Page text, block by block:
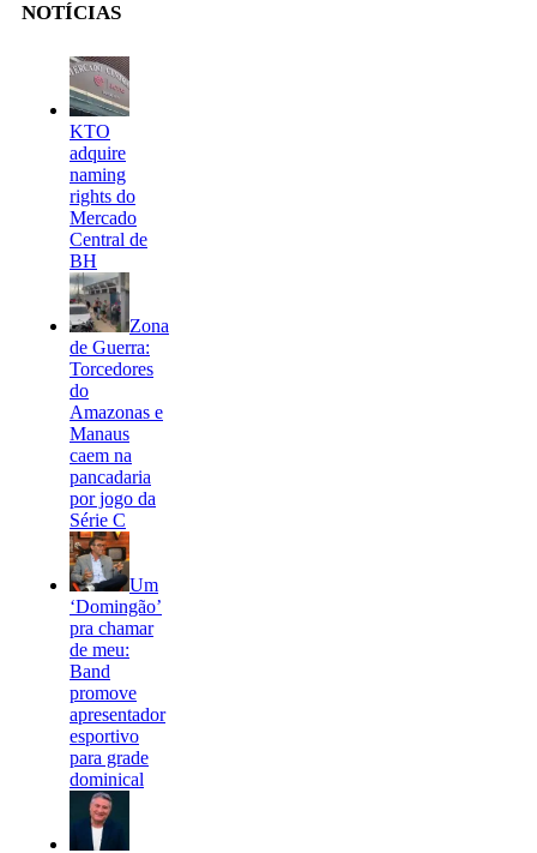
NOTÍCIAS
KTO
adquire
naming
rights do
Mercado
Central de
BH
Zona
de Guerra:
Torcedores
do
Amazonas e
Manaus
caem na
pancadaria
por jogo da
Série C
Um
‘Domingão’
pra chamar
de meu:
Band
promove
apresentador
esportivo
para grade
dominical